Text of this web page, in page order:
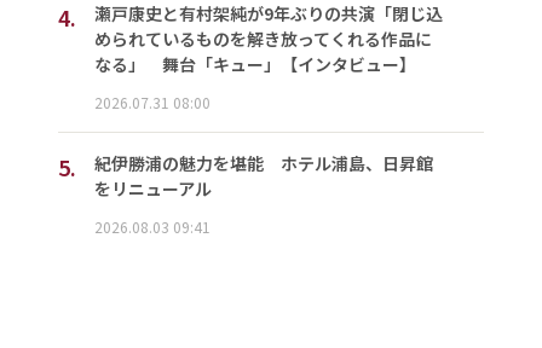
4.
瀬戸康史と有村架純が9年ぶりの共演「閉じ込
められているものを解き放ってくれる作品に
なる」 舞台「キュー」【インタビュー】
2026.07.31 08:00
5.
紀伊勝浦の魅力を堪能 ホテル浦島、日昇館
をリニューアル
2026.08.03 09:41